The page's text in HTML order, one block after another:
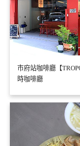
市府站咖啡廳【
時咖啡廳